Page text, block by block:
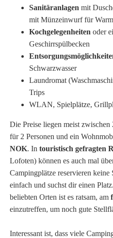
Sanitäranlagen mit
mit Münzeinwurf für
Kochgelegenheiten oder
Geschirrspülbecken
Schwarzwasser
Laundromat
Trips
WLAN, Spielplätze,
Die Preise liegen meist
für 2 Personen und ein
NOK. In touristisch gefragten
Lofoten) können es auch mal
Campingplätze reservieren
einfach und suchst dir einen
beliebten Orten ist es ratsam, am
einzutreffen, um noch gute
Interessant ist, dass viele